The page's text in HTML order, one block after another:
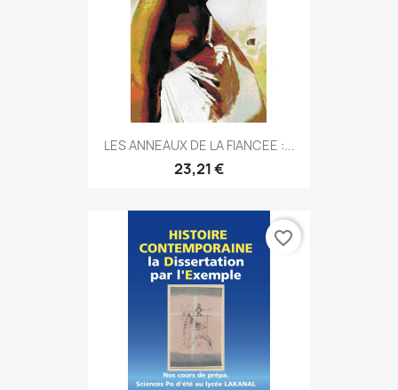
LES ANNEAUX DE LA FIANCEE :...
23,21 €
favorite_border